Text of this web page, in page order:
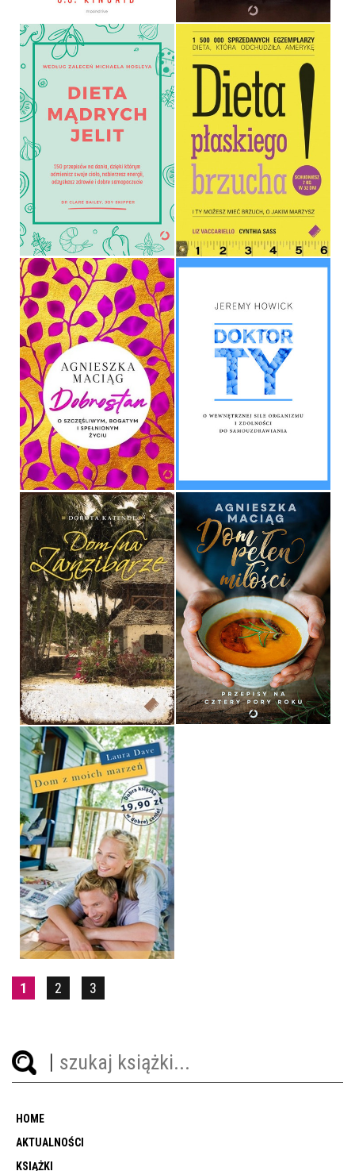
DIETA MĄDRYCH JELIT
DR CLARE BAILEY, JOY
OPRAWA MIĘKKA ZE SKRZYDEŁKAMI
39,90 ZŁ
DIETA PŁASKIEGO
BRZUCHA!
LIZ VACCARIELLO, CYNTHIA
SASS
OPRAWA MIĘKKA
29,90 ZŁ
DOBROSTAN
AGNIESZKA MACIĄG
OPRAWA TWARDA
59,99 ZŁ
DOKTOR TY
JEREMY HOWICK
DOM NA ZANZIBARZE
DOROTA KATENDE
OPRAWA MIĘKKA
34,90 ZŁ
DOM PEŁEN MIŁOŚCI
AGNIESZKA MACIĄG
OPRAWA TWARDA
59,99 ZŁ
DOM Z MOICH MARZEŃ
LAURA DAVE
POCKET
19,90 ZŁ
1 2 3
HOME
AKTUALNOŚCI
KSIĄŻKI